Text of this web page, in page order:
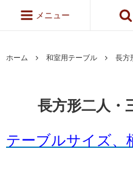
メニュー
ホーム 和室用テーブル 長方
長方形二人・
テーブルサイズ、